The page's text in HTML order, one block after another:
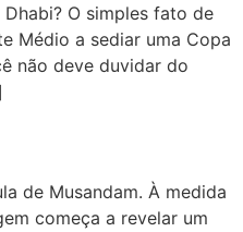
O simples fato de
Médio a sediar uma Copa
não deve duvidar do
de Musandam. À medida
começa a revelar um